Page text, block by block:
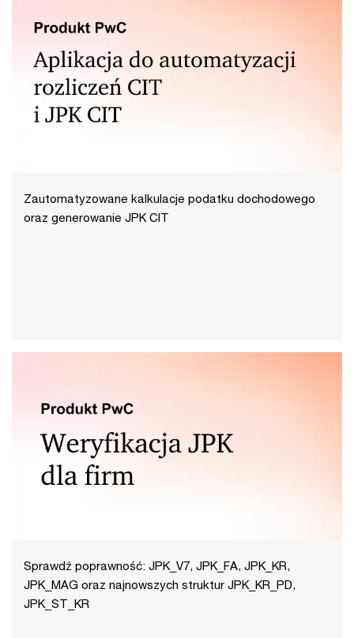
Zautomatyzowane kalkulacje podatku dochodowego
oraz generowanie JPK CIT
Sprawdź poprawność: JPK_V7, JPK_FA, JPK_KR,
JPK_MAG oraz najnowszych struktur JPK_KR_PD,
JPK_ST_KR